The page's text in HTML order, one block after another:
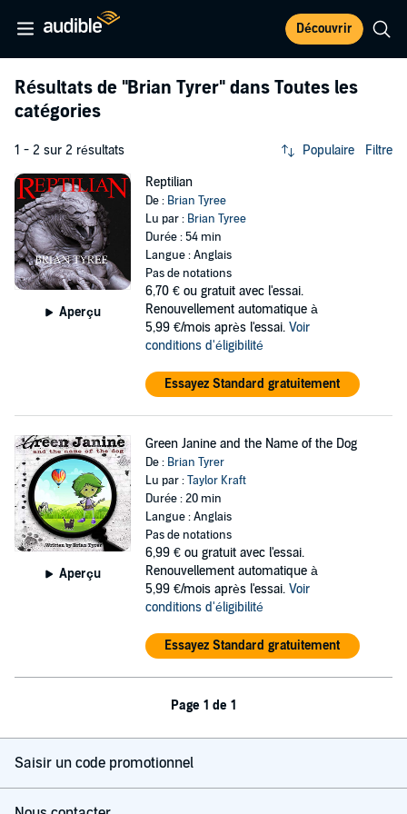
Découvrir
Résultats de "Brian Tyrer" dans Toutes les
catégories
1 - 2 sur 2 résultats Populaire Filtre
Aperçu
Reptilian
De : Brian Tyree
Lu par : Brian Tyree
Durée : 54 min
Langue : Anglais
Pas de notations
6,70 € ou gratuit avec l'essai.
Renouvellement automatique à
5,99 €/mois après l'essai. Voir
conditions d'éligibilité
Essayez Standard gratuitement
Aperçu
Green Janine and the Name of the Dog
De : Brian Tyrer
Lu par :Taylor Kraft
Durée : 20 min
Langue : Anglais
Pas de notations
6,99 € ou gratuit avec l'essai.
Renouvellement automatique à
5,99 €/mois après l'essai. Voir
conditions d'éligibilité
Essayez Standard gratuitement
Page 1 de 1
Saisir un code promotionnel